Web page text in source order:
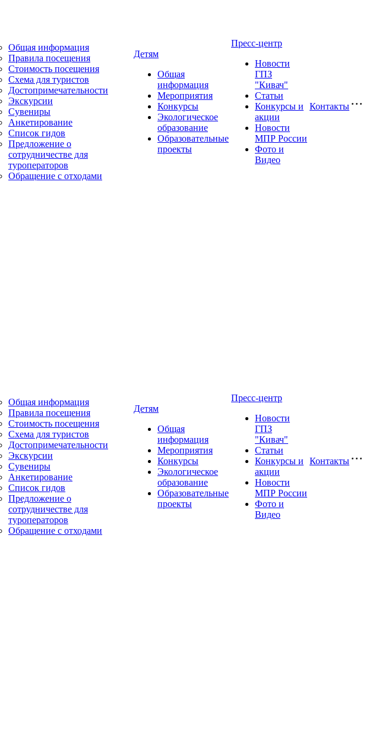
Общая информация
Правила посещения
Стоимость посещения
Схема для туристов
Достопримечательности
Экскурсии
Сувениры
Анкетирование
Список гидов
Предложение о
сотрудничестве для
туроператоров
Обращение с отходами
Детям
Общая
информация
Мероприятия
Конкурсы
Экологическое
образование
Образовательные
проекты
Пресс-центр
Новости
ГПЗ
"Кивач"
Статьи
Конкурсы и
акции
Новости
МПР России
Фото и
Видео
Контакты
Общая информация
Правила посещения
Стоимость посещения
Схема для туристов
Достопримечательности
Экскурсии
Сувениры
Анкетирование
Список гидов
Предложение о
сотрудничестве для
туроператоров
Обращение с отходами
Детям
Общая
информация
Мероприятия
Конкурсы
Экологическое
образование
Образовательные
проекты
Пресс-центр
Новости
ГПЗ
"Кивач"
Статьи
Конкурсы и
акции
Новости
МПР России
Фото и
Видео
Контакты